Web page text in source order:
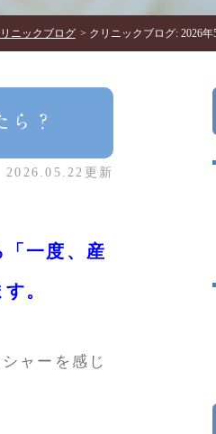
ニックブログ クリニックブログ: 2026年
ら？
2026.05.22更新
一度、産
。
ャーを感じ